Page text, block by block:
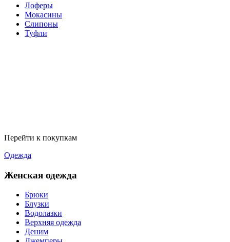
Лоферы
Мокасины
Слипоны
Туфли
Перейти к покупкам
Одежда
Женская одежда
Брюки
Блузки
Водолазки
Верхняя одежда
Деним